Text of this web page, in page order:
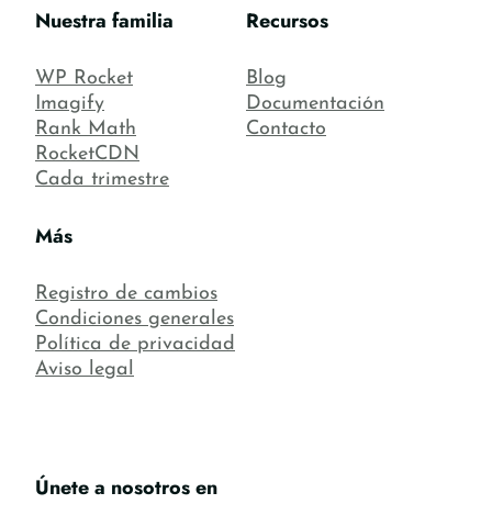
Nuestra familia
WP Rocket
Imagify
Rank Math
RocketCDN
Cada trimestre
Recursos
Blog
Documentación
Contacto
Más
Registro de cambios
Condiciones generales
Política de privacidad
Aviso legal
Únete a nosotros en